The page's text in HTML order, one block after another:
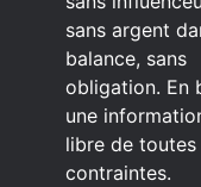
sans argent
balance, sans
obligation. En
une
libre de toutes
contraintes.